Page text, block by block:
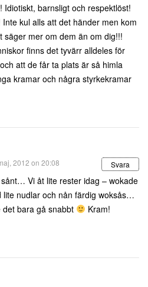
Idiotiskt, barnsligt och respektlöst!
Inte kul alls att det händer men kom
säger mer om dem än om dig!!!
finns det tyvärr alldeles för
att de får ta plats är så himla
kramar och några styrkekramar
2012 on 20:08 Svara
Vi åt lite rester idag – wokade
lite nudlar och nån färdig woksås…
det bara gå snabbt
Kram!